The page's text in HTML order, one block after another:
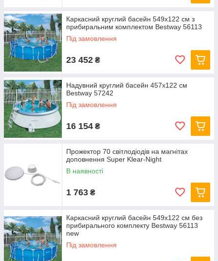
Каркасний круглий басейн 549x122 см з
прибиральним комплектом Bestway 56113
Під замовлення
23 452 ₴
Надувний круглий басейн 457х122 см
Bestway 57242
Під замовлення
16 154 ₴
Прожектор 70 світлодіодів на магнітах
доповнення Super Klear-Night
В наявності
1 763 ₴
Каркасний круглий басейн 549x122 см без
прибирального комплекту Bestway 56113
new
Під замовлення